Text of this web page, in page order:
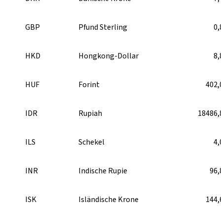
GBP Pfund Sterling
HKD Hongkong-Dollar
HUF Forint
IDR Rupiah
ILS Schekel
INR Indische Rupie
ISK Isländische Krone